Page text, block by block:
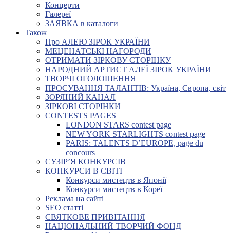
Концерти
Галереї
ЗАЯВКА в каталоги
Також
Про АЛЕЮ ЗІРОК УКРАЇНИ
МЕЦЕНАТСЬКІ НАГОРОДИ
ОТРИМАТИ ЗІРКОВУ СТОРІНКУ
НАРОДНИЙ АРТИСТ АЛЕЇ ЗІРОК УКРАЇНИ
ТВОРЧІ ОГОЛОШЕННЯ
ПРОСУВАННЯ ТАЛАНТІВ: Україна, Європа, світ
ЗОРЯНИЙ КАНАЛ
ЗІРКОВІ СТОРІНКИ
CONTESTS PAGES
LONDON STARS contest page
NEW YORK STARLIGHTS contest page
PARIS: TALENTS D’EUROPE, page du
concours
СУЗІР’Я КОНКУРСІВ
КОНКУРСИ В СВІТІ
Конкурси мистецтв в Японії
Конкурси мистецтв в Кореї
Реклама на сайті
SEO статті
СВЯТКОВЕ ПРИВІТАННЯ
НАЦІОНАЛЬНИЙ ТВОРЧИЙ ФОНД